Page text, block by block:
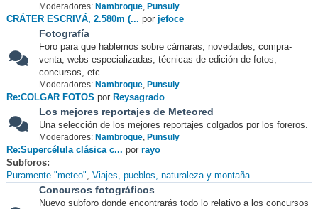
Moderadores: Nambroque, Punsuly
CRÁTER ESCRIVÁ, 2.580m (... por jefoce
Fotografía
Foro para que hablemos sobre cámaras, novedades, compra-
venta, webs especializadas, técnicas de edición de fotos,
concursos, etc...
Moderadores: Nambroque, Punsuly
Re:COLGAR FOTOS por Reysagrado
Los mejores reportajes de Meteored
Una selección de los mejores reportajes colgados por los foreros.
Moderadores: Nambroque, Punsuly
Re:Supercélula clásica c... por rayo
Subforos
Puramente "meteo" Viajes, pueblos, naturaleza y montaña
Concursos fotográficos
Nuevo subforo donde encontrarás todo lo relativo a los concursos